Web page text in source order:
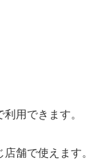
用できます。
舗で使えます。